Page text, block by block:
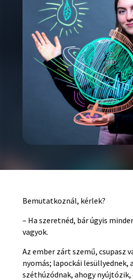
Bemutatkoznál, kérlek?
– Ha szeretnéd, bár úgyis
vagyok.
Az ember zárt szemű, csupasz
nyomás; lapockái lesüllyednek,
széthúzódnak, ahogy nyújtózik,